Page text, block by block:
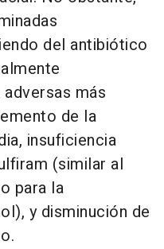
del antibiótico
más
de la
insuficiencia
(similar al
para la
y disminución de